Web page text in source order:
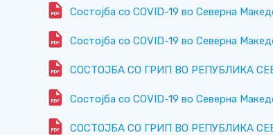
Состојба со COVID-19 во Северна
Состојба со COVID-19 во Северна
СОСТОЈБА СО ГРИП ВО РЕПУБЛИКА
Состојба со COVID-19 во Северна
СОСТОЈБА СО ГРИП ВО РЕПУБЛИКА